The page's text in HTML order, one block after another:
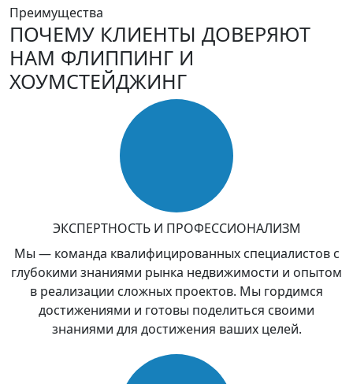
Преимущества
ПОЧЕМУ КЛИЕНТЫ ДОВЕРЯЮТ
НАМ ФЛИППИНГ И
ХОУМСТЕЙДЖИНГ
ЭКСПЕРТНОСТЬ И ПРОФЕССИОНАЛИЗМ
Мы — команда квалифицированных специалистов с
глубокими знаниями рынка недвижимости и опытом
в реализации сложных проектов. Мы гордимся
достижениями и готовы поделиться своими
знаниями для достижения ваших целей.